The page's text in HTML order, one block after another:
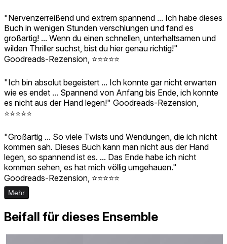
"Nervenzerreißend und extrem spannend ... Ich habe dieses
Buch in wenigen Stunden verschlungen und fand es
großartig! ... Wenn du einen schnellen, unterhaltsamen und
wilden Thriller suchst, bist du hier genau richtig!"
Goodreads-Rezension, ⭐️⭐️⭐️⭐️⭐️
"Ich bin absolut begeistert ... Ich konnte gar nicht erwarten
wie es endet ... Spannend von Anfang bis Ende, ich konnte
es nicht aus der Hand legen!" Goodreads-Rezension,
⭐️⭐️⭐️⭐️⭐️
"Großartig ... So viele Twists und Wendungen, die ich nicht
kommen sah. Dieses Buch kann man nicht aus der Hand
legen, so spannend ist es. ... Das Ende habe ich nicht
kommen sehen, es hat mich völlig umgehauen."
Goodreads-Rezension, ⭐️⭐️⭐️⭐️⭐️
Mehr
Beifall für dieses Ensemble